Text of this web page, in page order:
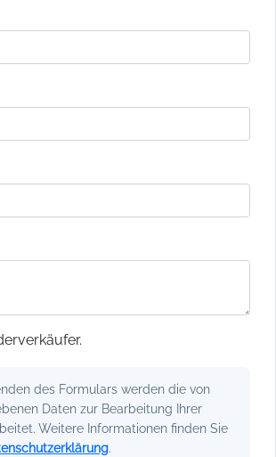
des Formulars werden die von
Daten zur Bearbeitung Ihrer
Weitere Informationen finden Sie
.